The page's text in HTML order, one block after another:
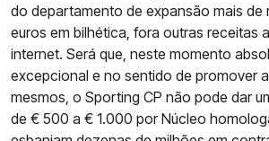
do departamento de expansão mais de
euros em bilhética, fora outras receitas
internet. Será que, neste momento
excepcional e no sentido de promover
mesmos, o Sporting CP não pode dar
de € 500 a € 1.000 por Núcleo